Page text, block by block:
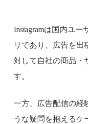
Instagramは国内ユー
リであり、広告を出
対して自社の商品・
す。
一方、広告配信の経
うな疑問を抱えるケ